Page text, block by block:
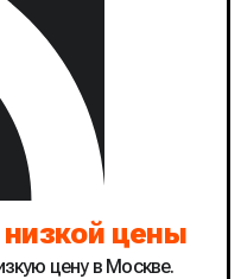
цены
цену в Москве.